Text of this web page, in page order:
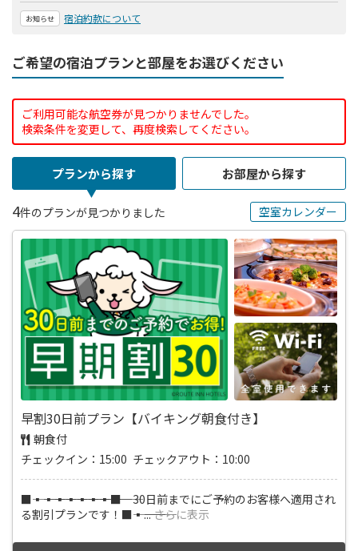
お知らせ 宿泊約款について
ご希望の宿泊プランと部屋をお選びください
ご利用可能な航空券が見つかりませんでした。
検索条件を変更して、再度検索してください。
プランから探す お部屋から探す
4件のプランが見つかりました 空室カレンダー
早割30日前プラン【バイキング朝食付き】
朝食付
チェックイン：15:00 チェックアウト：10:00
■―――▪―――▪―――▪―――▪―――▪―――▪―――▪―――■ 30日前までにご予約のお客様へ適用され
る割引プランです！■―――▪―――...さらに表示